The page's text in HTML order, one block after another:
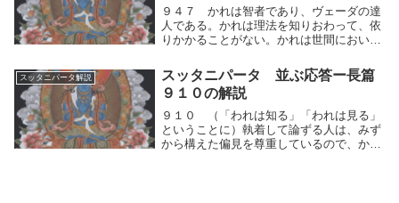
９４７ かれは智者であり、ヴェーダの達
人である。かれは理法を知りおわって、依
りかかることがない。かれは世間において
（うらや）むことがない。中道を究め、真
理を究め尽くしたかれは智者であり、修行
の達人である。...
スッタニパータ解説
スッタニパータ 並ぶ応答ー長篇
９１０の解説
９１０ （「われは知る」「われは見る」
ということに）執着して論ずる人は、みず
から構えた偏見を尊重しているので、かれ